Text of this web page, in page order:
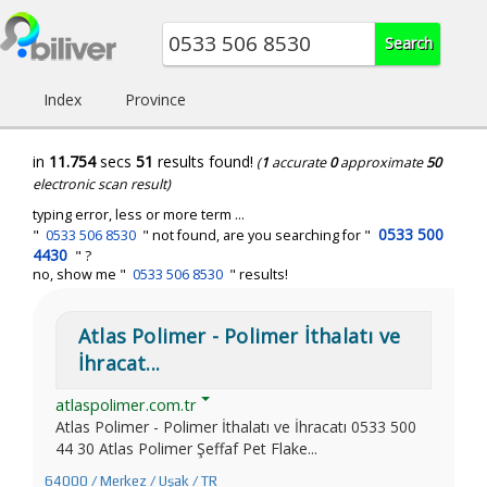
Index Province
in 11.754secs 51 results found! (1 accurate0approximate50
electronic scan result)
typing error, less or more term ...
" 0533 506 8530 " not found, are you searching for " 0533 500
4430 " ?
no, show me " 0533 506 8530 " results!
Atlas Polimer - Polimer İthalatı ve
İhracat...
atlaspolimer.com.tr
Atlas Polimer - Polimer İthalatı ve İhracatı 0533 500
44 30 Atlas Polimer Şeffaf Pet Flake...
64000 / Merkez / Uşak / TR